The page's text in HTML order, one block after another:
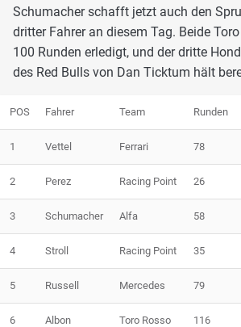
Schumacher schafft jetzt auch den
dritter Fahrer an diesem Tag. Beide
100 Runden erledigt, und der dritte
des Red Bulls von Dan Ticktum hält
POS Fahrer Team Runden
1 Vettel Ferrari 78
2 Perez Racing Point 26
3 Schumacher Alfa 58
4 Stroll Racing Point 35
5 Russell Mercedes 79
6 Albon Toro Rosso 116